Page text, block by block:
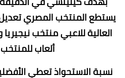
يستطع المنتخب المصري
العالية للاعبي منتخب
ألعاب